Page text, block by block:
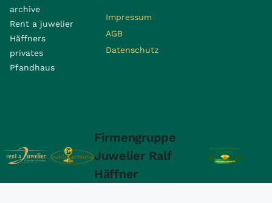
archive
Rent a juwelier
Häffners
privates
Pfandhaus
Impressum
AGB
Datenschutz
Firmengruppe
Juwelier Ralf
Häffner